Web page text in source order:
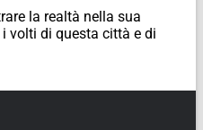
la realtà nella sua
volti di questa città e di